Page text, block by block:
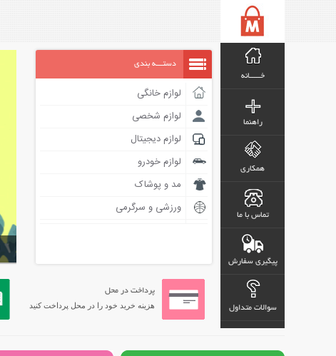
خـــــانه
راهنما
همکاری
تماس با ما
پیگیری سفارش
سوالات متداول
دستـــه بندی
لوازم خانگی
لوازم شخصی
لوازم دیجیتال
لوازم خودرو
مد و پوشاک
ورزشی و سرگرمی
پرداخت در محل
هزینه خرید خود را در محل پرداخت کنید